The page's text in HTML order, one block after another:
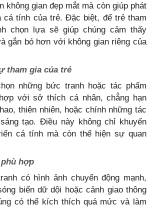
không gian đẹp mắt mà còn giúp phát
tính của trẻ. Đặc biệt, để trẻ tham
chọn lựa sẽ giúp chúng cảm thấy
gắn bó hơn với không gian riêng của
tham gia của trẻ
những bức tranh hoặc tác phẩm
với sở thích cá nhân, chẳng hạn
thiên nhiên, hoặc chính những tác
tạo. Điều này không chỉ khuyến
cá tính mà còn thể hiện sự quan
hợp
có hình ảnh chuyển động mạnh,
biển dữ dội hoặc cảnh giao thông
có thể kích thích quá mức và làm